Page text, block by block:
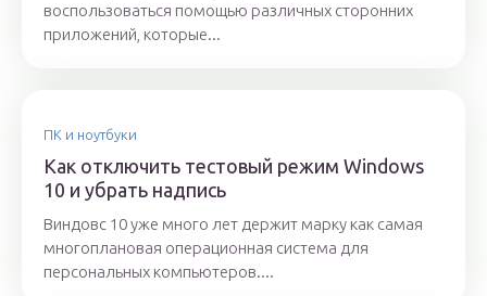
воспользоваться помощью различных сторонних
приложений, которые...
ПК и ноутбуки
Как отключить тестовый режим Windows
10 и убрать надпись
Виндовс 10 уже много лет держит марку как самая
многоплановая операционная система для
персональных компьютеров....